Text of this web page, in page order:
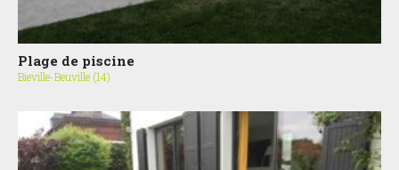
Plage de piscine
Bieville-Beuville (14)